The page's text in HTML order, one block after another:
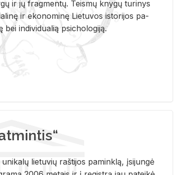
ir jų frag­men­tų. Teis­mų kny­gų tu­ri­nys
ir eko­no­mi­nę Lie­tu­vos is­to­ri­jos pa­
in­di­vi­dua­lią psi­cho­lo­gi­ją.
lietuvių raštijos paminklą, įsijungė